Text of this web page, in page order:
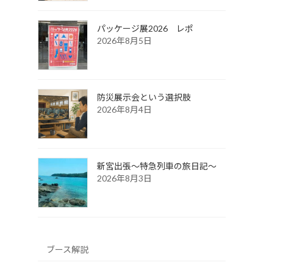
パッケージ展2026 レポ
2026年8月5日
防災展示会という選択肢
2026年8月4日
新宮出張～特急列車の旅日記～
2026年8月3日
ブース解説